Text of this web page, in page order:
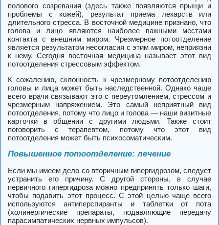
полового созревания (здесь также появляются прыщи и
проблемы с кожей), результат приема лекарств или
длительного стресса. В восточной медицине признано, что
голова и лицо являются наиболее важными местами
контакта с внешним миром. Чрезмерное потоотделение
является результатом несогласия с этим миром, неприязни
к нему. Сегодня восточная медицина называет этот вид
потоотделения стрессовым эффектом.
К сожалению, склонность к чрезмерному потоотделению
головы и лица может быть наследственной. Однако чаще
всего врачи связывают это с переутомлением, стрессом и
чрезмерным напряжением.
Это самый неприятный вид
потоотделения, потому что лицо и голова — наши визитные
карточки в общении с другими людьми. Также стоит
поговорить с терапевтом, потому что этот вид
потоотделения может быть психосоматическим.
Повышенное потоотделение: лечение
Если мы имеем дело со вторичным гипергидрозом, следует
устранить его причину. С другой стороны, в случае
первичного гипергидроза можно предпринять только шаги,
чтобы подавить этот процесс. С этой целью чаще всего
используются антиперспиранты и таблетки от пота
(холинергические препараты, подавляющие передачу
парасимпатических нервных импульсов).